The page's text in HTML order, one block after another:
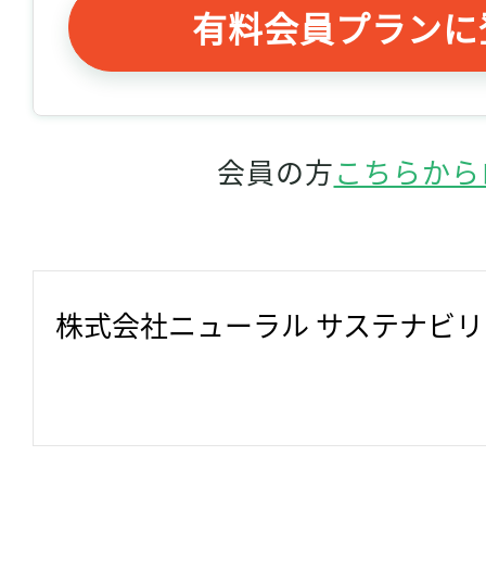
有料会員プラン
会員の方こちらか
株式会社ニューラル サステナビ